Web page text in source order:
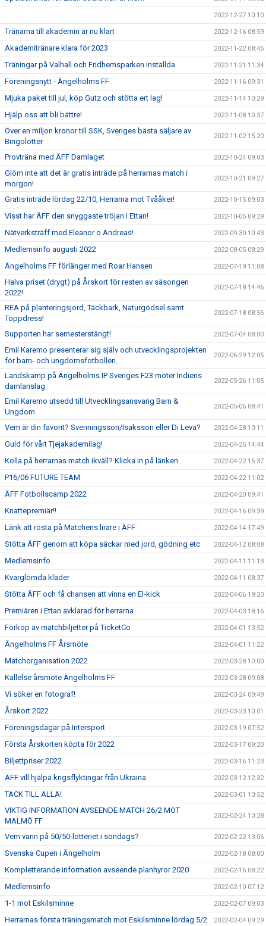
2022-12-27 10:10
Tränarna till akademin är nu klart 2022-12-16 08:59
Akademitränare klara för 2023 2022-11-22 08:45
Träningar på Valhall och Fridhemsparken inställda 2022-11-21 11:34
Föreningsnytt - Ängelholms FF 2022-11-16 09:31
Mjuka paket till jul, köp Gutz och stötta ert lag! 2022-11-14 10:29
Hjälp oss att bli bättre! 2022-11-08 10:37
Över en miljon kronor till SSK, Sveriges bästa säljare av
Bingolotter
2022-11-02 15:20
Provträna med ÄFF Damlaget 2022-10-24 09:03
Glöm inte att det är gratis inträde på herrarnas match i
morgon!
2022-10-21 09:27
Gratis inträde lördag 22/10, Herrarna mot Tvååker! 2022-10-15 09:03
Visst har ÄFF den snyggaste tröjan i Ettan! 2022-10-05 09:29
Nätverksträff med Eleanor o Andreas! 2022-09-30 10:43
Medlemsinfo augusti 2022 2022-08-05 08:29
Ängelholms FF förlänger med Roar Hansen 2022-07-19 11:08
Halva priset (drygt) på Årskort för resten av säsongen
2022!
2022-07-18 14:46
REA på planteringsjord, Täckbark, Naturgödsel samt
Toppdress!
2022-07-18 08:56
Supporten har semesterstängt! 2022-07-04 08:00
Emil Karemo presenterar sig själv och utvecklingsprojekten
för barn- och ungdomsfotbollen.
2022-06-29 12:05
Landskamp på Ängelholms IP Sveriges F23 möter Indiens
damlanslag
2022-05-26 11:05
Emil Karemo utsedd till Utvecklingsansvarig Barn &
Ungdom
2022-05-06 08:41
Vem är din favorit? Svenningsson/Isaksson eller Di Leva? 2022-04-28 10:11
Guld för vårt Tjejakademilag! 2022-04-25 14:44
Kolla på herrarnas match ikväll? Klicka in på länken 2022-04-22 15:37
P16/06 FUTURE TEAM 2022-04-22 11:02
ÄFF Fotbollscamp 2022 2022-04-20 09:41
Knattepremiär!! 2022-04-16 09:39
Länk att rösta på Matchens lirare i ÄFF 2022-04-14 17:49
Stötta ÄFF genom att köpa säckar med jord, gödning etc 2022-04-12 08:08
Medlemsinfo 2022-04-11 11:13
Kvarglömda kläder 2022-04-11 08:37
Stötta ÄFF och få chansen att vinna en El-kick 2022-04-06 19:20
Premiären i Ettan avklarad för herrarna. 2022-04-03 18:16
Förköp av matchbiljetter på TicketCo 2022-04-01 13:52
Ängelholms FF Årsmöte 2022-04-01 11:22
Matchorganisation 2022 2022-03-28 10:00
Kallelse årsmöte Ängelholms FF 2022-03-28 09:08
Vi söker en fotograf! 2022-03-24 09:49
Årskort 2022 2022-03-23 10:01
Föreningsdagar på Intersport 2022-03-19 07:52
Första Årskorten köpta för 2022 2022-03-17 09:20
Biljettpriser 2022 2022-03-16 11:23
ÄFF vill hjälpa krigsflyktingar från Ukraina 2022-03-12 12:32
TACK TILL ALLA! 2022-03-01 10:52
VIKTIG INFORMATION AVSEENDE MATCH 26/2 MOT
MALMÖ FF
2022-02-24 10:28
Vem vann på 50/50-lotteriet i söndags? 2022-02-22 13:06
Svenska Cupen i Ängelholm 2022-02-18 08:00
Kompletterande information avseende planhyror 2020 2022-02-16 08:22
Medlemsinfo 2022-02-10 07:12
1-1 mot Eskilsminne 2022-02-07 09:03
Herrarnas första träningsmatch mot Eskilsminne lördag 5/2 2022-02-04 09:29